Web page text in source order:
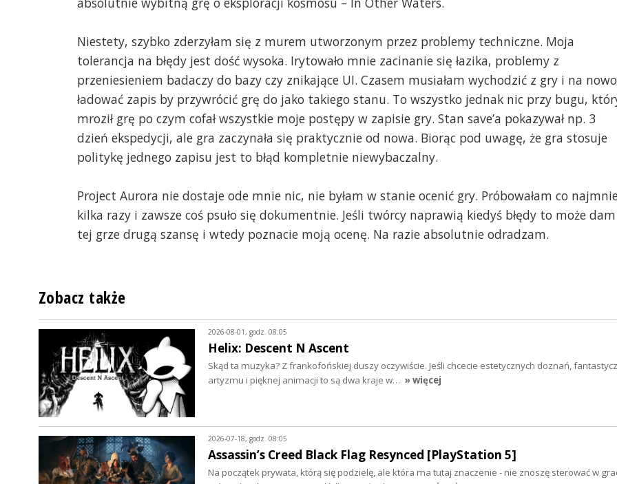
Niestety, szybko zderzyłam się z murem utworzonym przez problemy techniczne. Moja
tolerancja na błędy jest dość wysoka. Irytowało mnie zacinanie się łazika, problemy z
przeniesieniem badaczy do bazy czy znikające UI. Czasem musiałam wychodzić z gry i na nowo
ładować zapis by przywrócić grę do jako takiego stanu. To wszystko jednak nic przy bugu,
mroził grę po czym cofał wszystkie moje postępy w zapisie gry. Stan save’a pokazywał np. 3
dzień ekspedycji, ale gra zaczynała się praktycznie od nowa. Biorąc pod uwagę, że gra stosuje
politykę jednego zapisu jest to błąd kompletnie niewybaczalny.
Project Aurora nie dostaje ode mnie nic, nie byłam w stanie ocenić gry. Próbowałam co
kilka razy i zawsze coś psuło się dokumentnie. Jeśli twórcy naprawią kiedyś błędy to może dam
tej grze drugą szansę i wtedy poznacie moją ocenę. Na razie absolutnie odradzam.
Zobacz także
2026-08-01, godz. 08:05
Helix: Descent N Ascent
Skąd ta muzyka? Z frankofońskiej duszy oczywiście. Jeśli chcecie estetycznych doznań,
artyzmu i pięknej animacji to są dwa kraje w… » więcej
2026-07-18, godz. 08:05
Assassin’s Creed Black Flag Resynced [PlayStation 5]
Na początek prywata, którą się podzielę, ale która ma tutaj znaczenie - nie znoszę sterować w